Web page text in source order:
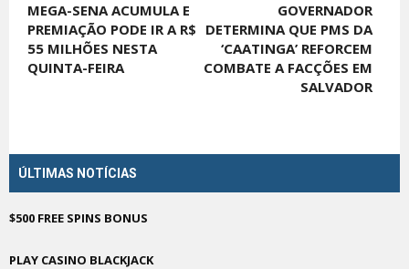
MEGA-SENA ACUMULA E
PREMIAÇÃO PODE IR A R$
55 MILHÕES NESTA
QUINTA-FEIRA
GOVERNADOR
DETERMINA QUE PMS DA
‘CAATINGA’ REFORCEM
COMBATE A FACÇÕES EM
SALVADOR
ÚLTIMAS NOTÍCIAS
$500 FREE SPINS BONUS
PLAY CASINO BLACKJACK